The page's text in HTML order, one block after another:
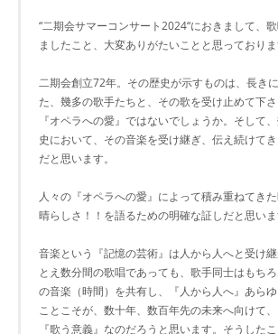
“二期会サマーコンサート2024“におきまして、
ましたこと、大変ありがたいことと思っておりま
二期会創立72年。その歴史が示すものは、長き
た、幾多の歌手たちと、その歌を受け止めて下
『オペラへの愛』ではないでしょうか。そして
史において、その音楽を受け継ぎ、伝え続けて
だと思います。
人々の『オペラへの愛』によって積み重ねてき
晴らしさ！！を語るための明確な証しだと思いま
音楽という『記憶の芸術』は人から人へと受け
とえ数分間の歌唱であっても、歌手同士はもち
の音楽（時間）を共有し、『人から人へ』あら
ことこそが、数十年、数百年先の未来へ向けて
『歌う意義』なのだろうと思います。そうした